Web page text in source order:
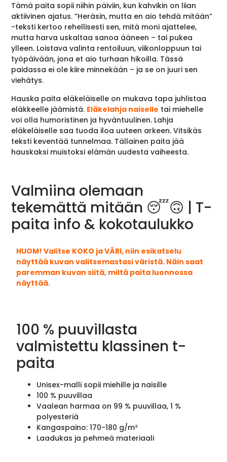
Tämä paita sopii niihin päiviin, kun kahvikin on liian
aktiivinen ajatus. ”Heräsin, mutta en aio tehdä mitään”
-teksti kertoo rehellisesti sen, mitä moni ajattelee,
mutta harva uskaltaa sanoa ääneen – tai pukea
ylleen. Loistava valinta rentoiluun, viikonloppuun tai
työpäivään, jona et aio turhaan hikoilla. Tässä
paidassa ei ole kiire minnekään – ja se on juuri sen
viehätys.
Hauska paita eläkeläiselle on mukava tapa juhlistaa
eläkkeelle jäämistä. Eläkelahja naiselle tai miehelle
voi olla humoristinen ja hyväntuulinen. Lahja
eläkeläiselle saa tuoda iloa uuteen arkeen. Vitsikäs
teksti keventää tunnelmaa. Tällainen paita jää
hauskaksi muistoksi elämän uudesta vaiheesta.
Valmiina olemaan
tekemättä mitään 😴🙃 | T-
paita info & kokotaulukko
HUOM! Valitse KOKO ja VÄRI, niin esikatselu
näyttää kuvan valitsemastasi väristä. Näin saat
paremman kuvan siitä, miltä paita luonnossa
näyttää.
100 % puuvillasta
valmistettu klassinen t-
paita
Unisex-malli sopii miehille ja naisille
100 % puuvillaa
Vaalean harmaa on 99 % puuvillaa, 1 %
polyesteriä
Kangaspaino: 170-180 g/m²
Laadukas ja pehmeä materiaali